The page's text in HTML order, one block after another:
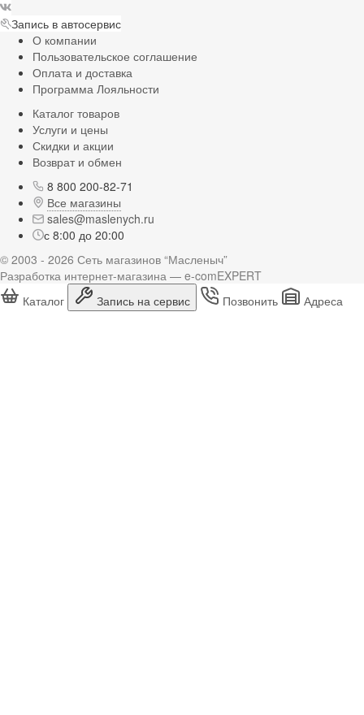
Запись в автосервис
О компании
Пользовательское соглашение
Оплата и доставка
Программа Лояльности
Каталог товаров
Услуги и цены
Скидки и акции
Возврат и обмен
8 800 200-82-71
Все магазины
sales@maslenych.ru
с 8:00 до 20:00
© 2003 - 2026 Сеть магазинов “Масленыч”
Разработка интернет-магазина — e-comEXPERT
Каталог
Запись на сервис Позвонить Адреса